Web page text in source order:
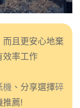
且更安心地棄
效率工作
機 、分享選擇碎
推薦!